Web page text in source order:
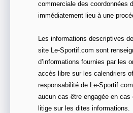
commerciale des coordonnées
immédiatement lieu à une
Les informations descriptives
site Le-Sportif.com sont
d’informations fournies par les
accès libre sur les calendriers
responsabilité de Le-
aucun cas être engagée en
litige sur les dites informations.